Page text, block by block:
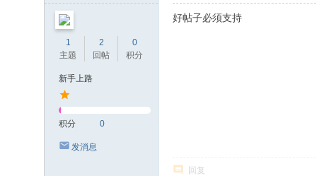
1
主题
2
回帖
0
积分
新手上路
积分 0
发消息
好帖子必须支持
回复